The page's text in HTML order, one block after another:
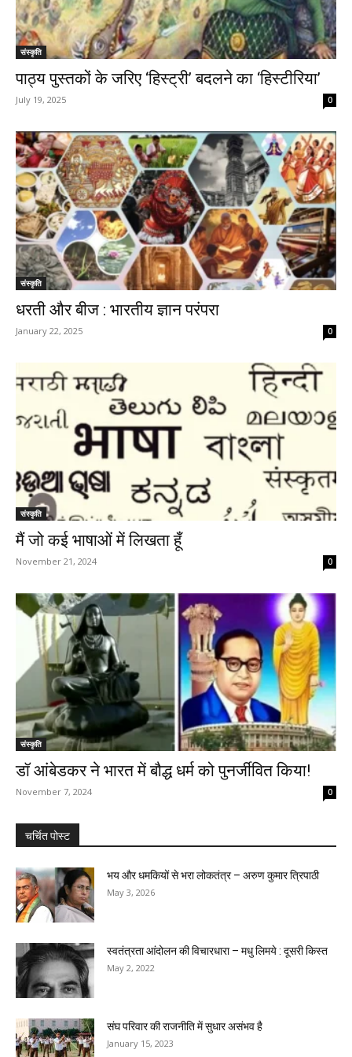
संस्कृति
पाठ्य पुस्तकों के जरिए ‘हिस्ट्री’ बदलने का ‘हिस्टीरिया’
July 19, 2025 0
संस्कृति
धरती और बीज : भारतीय ज्ञान परंपरा
January 22, 2025 0
संस्कृति
मैं जो कई भाषाओं में लिखता हूँ
November 21, 2024 0
संस्कृति
डॉ आंबेडकर ने भारत में बौद्ध धर्म को पुनर्जीवित किया!
November 7, 2024 0
चर्चित पोस्ट
भय और धमकियों से भरा लोकतंत्र – अरुण कुमार त्रिपाठी
May 3, 2026
स्वतंत्रता आंदोलन की विचारधारा – मधु लिमये : दूसरी किस्त
May 2, 2022
संघ परिवार की राजनीति में सुधार असंभव है
January 15, 2023